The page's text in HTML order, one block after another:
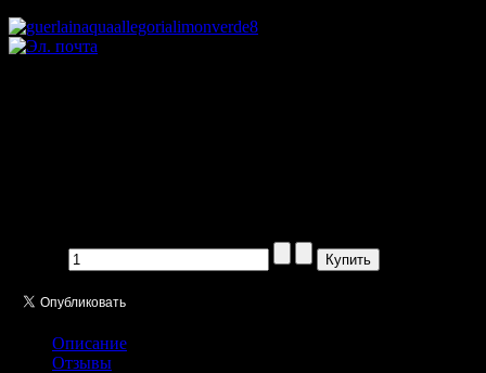
Описание
Отзывы